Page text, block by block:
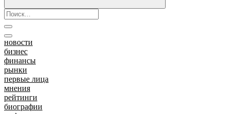
новости
бизнес
финансы
рынки
первые лица
мнения
рейтинги
биографии